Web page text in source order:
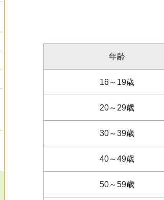
年齢
16～19歳
20～29歳
30～39歳
40～49歳
50～59歳